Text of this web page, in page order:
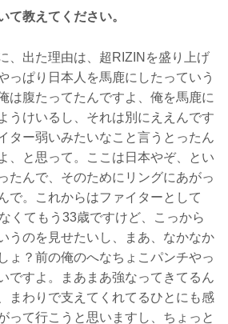
教えてください。
出た理由は、超RIZINを盛り上げ
っぱり日本人を馬鹿にしたっていう
は腹たってたんですよ、俺を馬鹿に
うけいるし、それは別にええんです
ター弱いみたいなこと言うとったん
、と思って。ここは日本やぞ、とい
たんで、そのためにリングにあがっ
で。これからはファイターとして
くてもう33歳ですけど、こっから
うのを見せたいし、まあ、なかなか
ょ？前の俺のへなちょこパンチやっ
ですよ。まあまあ強なってきてるん
まわりで支えてくれてるひとにも感
って行こうと思いますし、ちょっと